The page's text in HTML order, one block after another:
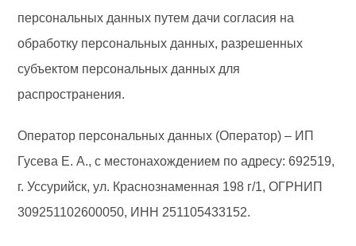
персональных данных путем дачи согласия на
обработку персональных данных, разрешенных
субъектом персональных данных для
распространения.
Оператор персональных данных (Оператор) – ИП
Гусева Е. А., с местонахождением по адресу: 692519,
г. Уссурийск, ул. Краснознаменная 198 г/1, ОГРНИП
309251102600050, ИНН 251105433152.